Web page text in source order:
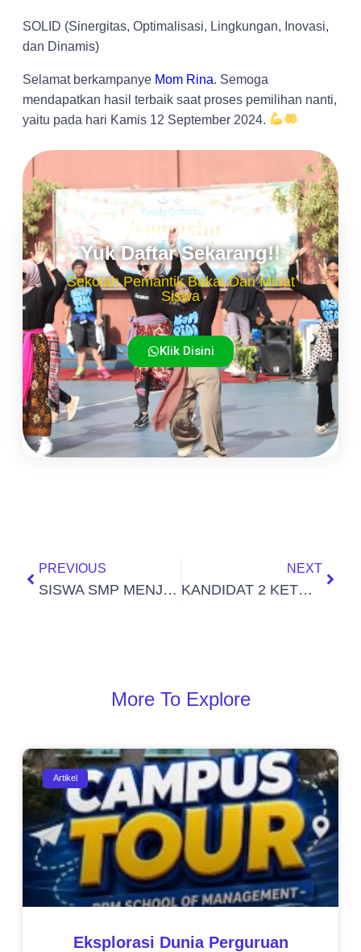
SOLID (Sinergitas, Optimalisasi, Lingkungan, Inovasi,
dan Dinamis)
Selamat berkampanye Mom Rina. Semoga
mendapatkan hasil terbaik saat proses pemilihan nanti,
yaitu pada hari Kamis 12 September 2024.
Yuk Daftar Sekarang!!
Sekolah Pemantik Bakat Dan Minat
Siswa
Klik Disini
PREVIOUS
SISWA SMP MENJUARAI LOMBA INOVASI
NEXT
KANDIDAT 2 KETUA PTA SOH 2024 – 2026
More To Explore
Artikel
Eksplorasi Dunia Perguruan